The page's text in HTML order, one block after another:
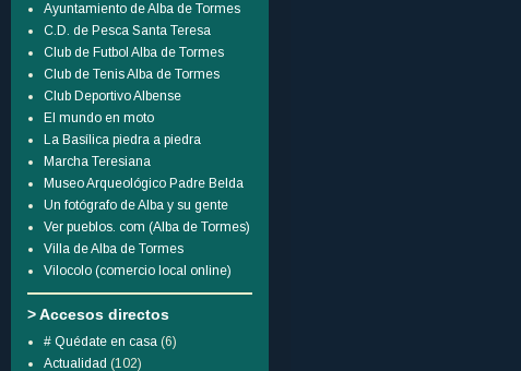
Ayuntamiento de Alba de Tormes
C.D. de Pesca Santa Teresa
Club de Futbol Alba de Tormes
Club de Tenis Alba de Tormes
Club Deportivo Albense
El mundo en moto
La Basílica piedra a piedra
Marcha Teresiana
Museo Arqueológico Padre Belda
Un fotógrafo de Alba y su gente
Ver pueblos. com (Alba de Tormes)
Villa de Alba de Tormes
Vilocolo (comercio local online)
> Accesos directos
# Quédate en casa (6)
Actualidad (102)